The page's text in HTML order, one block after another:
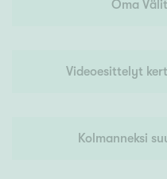
Oma
Videoesittelyt
Kolmanneksi